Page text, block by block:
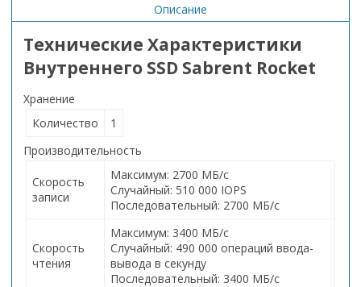
Описание
Технические Характеристики
Внутреннего SSD Sabrent Rocket
Хранение
Количество
1
Производительность
Скорость
записи
Максимум: 2700 МБ/с
Случайный: 510 000 IOPS
Последовательный: 2700 МБ/с
Скорость
чтения
Максимум: 3400 МБ/с
Случайный: 490 000 операций ввода-
вывода в секунду
Последовательный: 3400 МБ/с